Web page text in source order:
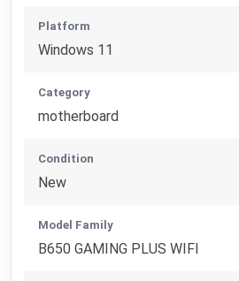
Platform
Windows 11
Category
motherboard
Condition
New
Model Family
B650 GAMING PLUS WIFI